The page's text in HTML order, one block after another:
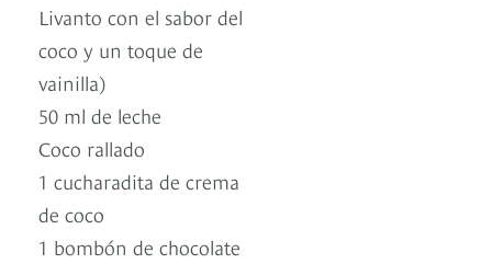
Livanto con el sabor del
coco y un toque de
vainilla)
50 ml de leche
Coco rallado
1 cucharadita de crema
de coco
1 bombón de chocolate